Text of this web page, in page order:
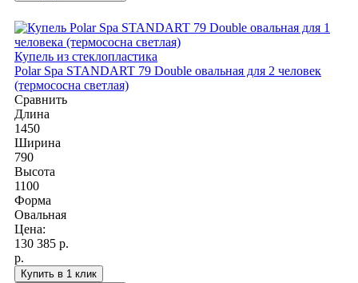
Купель из стеклопластика
Polar Spa STANDART 79 Double овальная для 2 человек
(термососна светлая)
Сравнить
Длина
1450
Ширина
790
Высота
1100
Форма
Овальная
Цена:
130 385 р.
р.
Купить в 1 клик